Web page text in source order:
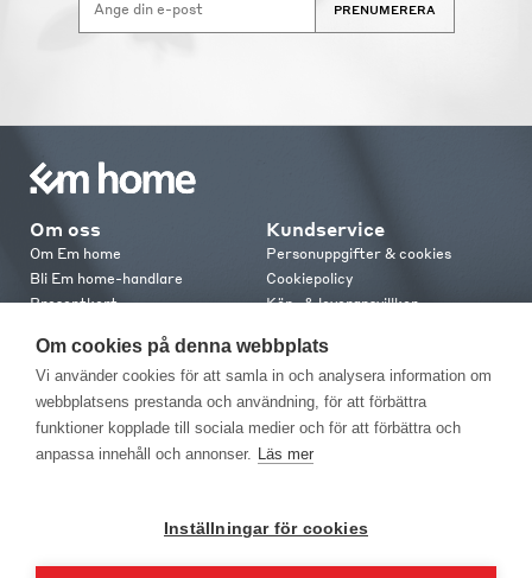
PRENUMERERA
Om oss
Om Em home
Bli Em home-handlare
Presentkort
Em home Club
Medlemsvillkor
Kundservice
Personuppgifter & cookies
Cookiepolicy
Köp- & leveransvillkor
Retur & reklamation
Kontakt
Kontakta oss
Om cookies på denna webbplats
Vi använder cookies för att samla in och analysera information om
webbplatsens prestanda och användning, för att förbättra
funktioner kopplade till sociala medier och för att förbättra och
anpassa innehåll och annonser. Läs mer
Inställningar för cookies